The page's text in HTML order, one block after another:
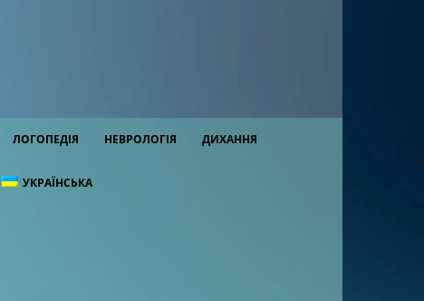
ЛОГОПЕДІЯ НЕВРОЛОГІЯ ДИХАННЯ
УКРАЇНСЬКА